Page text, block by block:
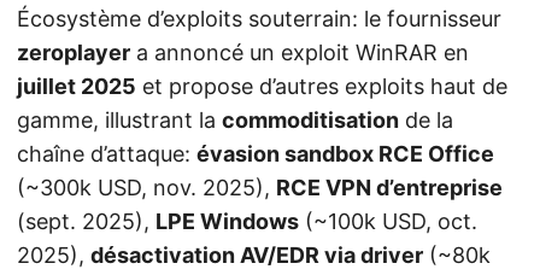
Écosystème d’exploits souterrain: le fournisseur
zeroplayer a annoncé un exploit WinRAR en
juillet 2025 et propose d’autres exploits haut de
gamme, illustrant la commoditisation de la
chaîne d’attaque: évasion sandbox RCE Office
(~300k USD, nov. 2025), RCE VPN d’entreprise
(sept. 2025), LPE Windows (~100k USD, oct.
2025), désactivation AV/EDR via driver (~80k